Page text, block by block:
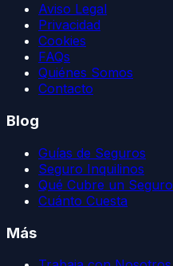
Aviso Legal
Privacidad
Cookies
FAQs
Quiénes Somos
Contacto
Blog
Guías de Seguros
Seguro Inquilinos
Qué Cubre un Seguro
Cuánto Cuesta
Más